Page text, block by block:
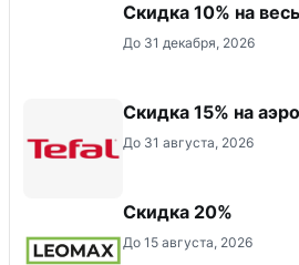
Скидка 10% на
До 31 декабря, 2026
Скидка 15% на
До 31 августа, 2026
Скидка 20%
До 15 августа, 2026